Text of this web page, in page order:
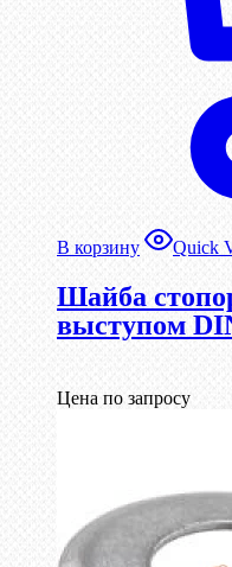
В корзину Quick
Шайба
выступом
Цена по запросу